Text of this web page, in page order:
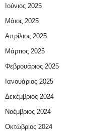
Ιούνιος 2025
Μάιος 2025
Απρίλιος 2025
Μάρτιος 2025
Φεβρουάριος 2025
Ιανουάριος 2025
Δεκέμβριος 2024
Νοέμβριος 2024
Οκτώβριος 2024